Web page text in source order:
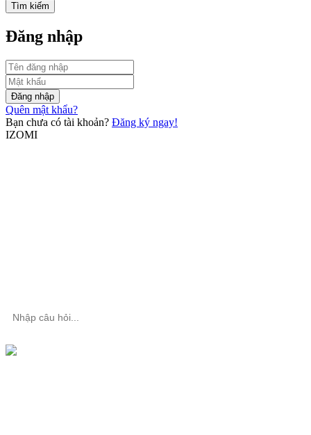
Tìm kiếm
Đăng nhập
Đăng nhập
Quên mật khẩu?
Bạn chưa có tài khoản? Đăng ký ngay!
IZOMI